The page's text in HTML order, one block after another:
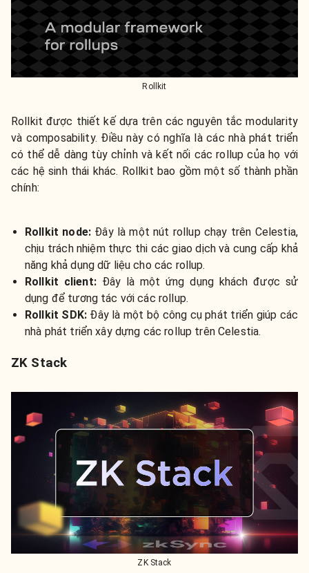
Rollkit
Rollkit được thiết kế dựa trên các nguyên tắc modularity
và composability. Điều này có nghĩa là các nhà phát triển
có thể dễ dàng tùy chỉnh và kết nối các rollup của họ với
các hệ sinh thái khác. Rollkit bao gồm một số thành phần
chính:
Rollkit node: Đây là một nút rollup chạy trên Celestia,
chịu trách nhiệm thực thi các giao dịch và cung cấp khả
năng khả dụng dữ liệu cho các rollup.
Rollkit client:Đây là một ứng dụng khách được sử
dụng để tương tác với các rollup.
Rollkit SDK: Đây là một bộ công cụ phát triển giúp các
nhà phát triển xây dựng các rollup trên Celestia.
ZK Stack
ZK Stack